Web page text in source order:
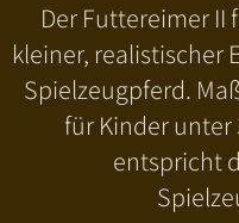
Der Futtereimer II
kleiner, realistischer
Spielzeugpferd.
für Kinder unter
entspricht